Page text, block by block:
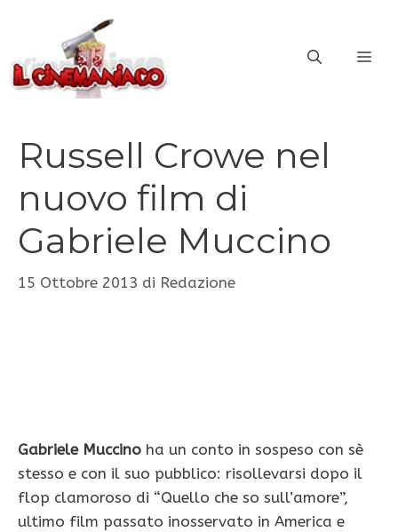
contenuto
Russell Crowe nel
nuovo film di
Gabriele Muccino
15 Ottobre 2013 di Redazione
Gabriele Muccino ha un conto in sospeso con sè
stesso e con il suo pubblico: risollevarsi dopo il
flop clamoroso di “Quello che so sull’amore”,
ultimo film passato inosservato in America e